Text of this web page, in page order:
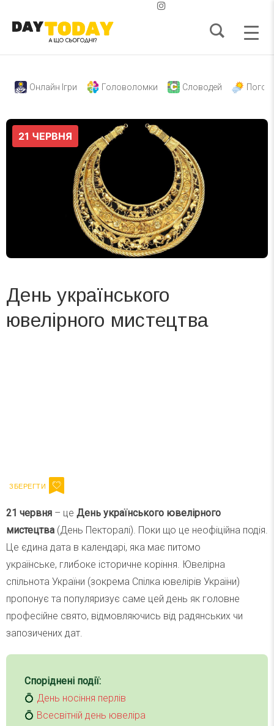
Онлайн Ігри Головоломки Словодей
День українського
ювелірного мистецтва
21 червня – це День українського ювелірного
мистецтва (День Пекторалі). Поки що це неофіційна подія.
Це єдина дата в календарі, яка має питомо
українське, глибоке історичне коріння. Ювелірна
спільнота України (зокрема Спілка ювелірів України)
пропонує та популяризує саме цей день як головне
професійне свято, відмовляючись від радянських чи
запозичених дат.
Споріднені події:
💍 День носіння перлів
💍 Всесвітній день ювеліра